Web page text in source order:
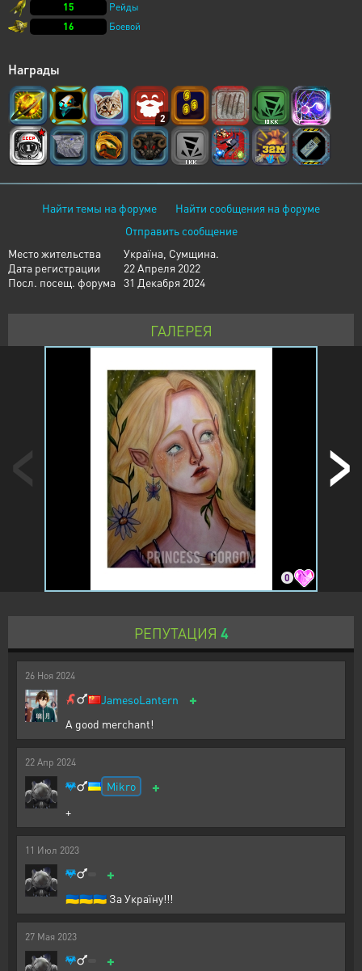
15
Рейды
16
Боевой
Награды
2
Найти темы на форуме
Найти сообщения на форуме
Отправить сообщение
Место жительства
Україна, Сумщина.
Дата регистрации
22 Апреля 2022
Посл. посещ. форума 31 Декабря 2024
ГАЛЕРЕЯ
0
РЕПУТАЦИЯ 4
26 Ноя 2024
JamesoLantern +
A good merchant!
22 Апр 2024
Mikro +
+
11 Июл 2023
+
🇺🇦🇺🇦🇺🇦 За Україну!!!
27 Мая 2023
+